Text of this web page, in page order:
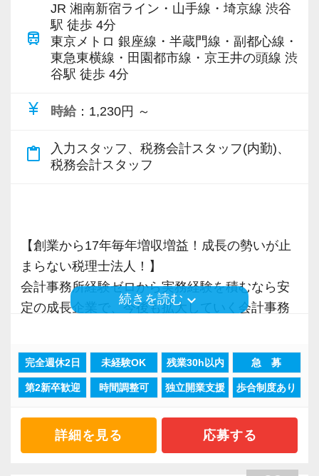
基本的なPC操作ができれば大丈夫です。
先輩スタッフが会計ソフトの使い方をしっかり
サポートします。
業界未経験で入所した方も多数在籍していま
す。
≪入所後の流れ≫
基本的にお任せするのはデータ入力業務です。
付けられるので、会計業界で働きたい方の最初
のステップにおすすめのポジションです。
【求める人物像】
・新しい仕事に対しても挑戦する意欲がある方
＜パート（未経験者）／入所5年／35才女性＞
1人目の子が1才の時に、業界未経験で入所。
その後2人目の子どもができて産休・育休を取
train
JR 湘南新宿ライン・山手線・埼京線 渋谷
駅 徒歩 4分
東京メトロ 銀座線・半蔵門線・副都心線・
東急東横線・田園都市線・京王井の頭線 渋
谷駅 徒歩 4分
currency_yen 時給 ：1,230円 ～
content_paste
入力スタッフ、税務会計スタッフ(内勤)、
税務会計スタッフ
【創業から17年毎年増収増益！成長の勢いが止
まらない税理士法人！】
会計事務所経験ゼロから実務経験を積むなら安
定の成長企業で、今後も拡大していく会計事務
現在当社では「渋谷」「新宿」「錦糸町」
「柏」「横浜」「大阪」の６拠点を展開してい
2021年6月に「渋谷オフィス」を新設し、その
後「新宿オフィス」「大阪オフィス」「錦糸町
続きを読む keyboard_arrow_down
完全週休2日 未経験OK 残業30h以内 急 募
第2新卒歓迎 時間調整可 独立開業支援 歩合制度あり
詳細を見る 応募する